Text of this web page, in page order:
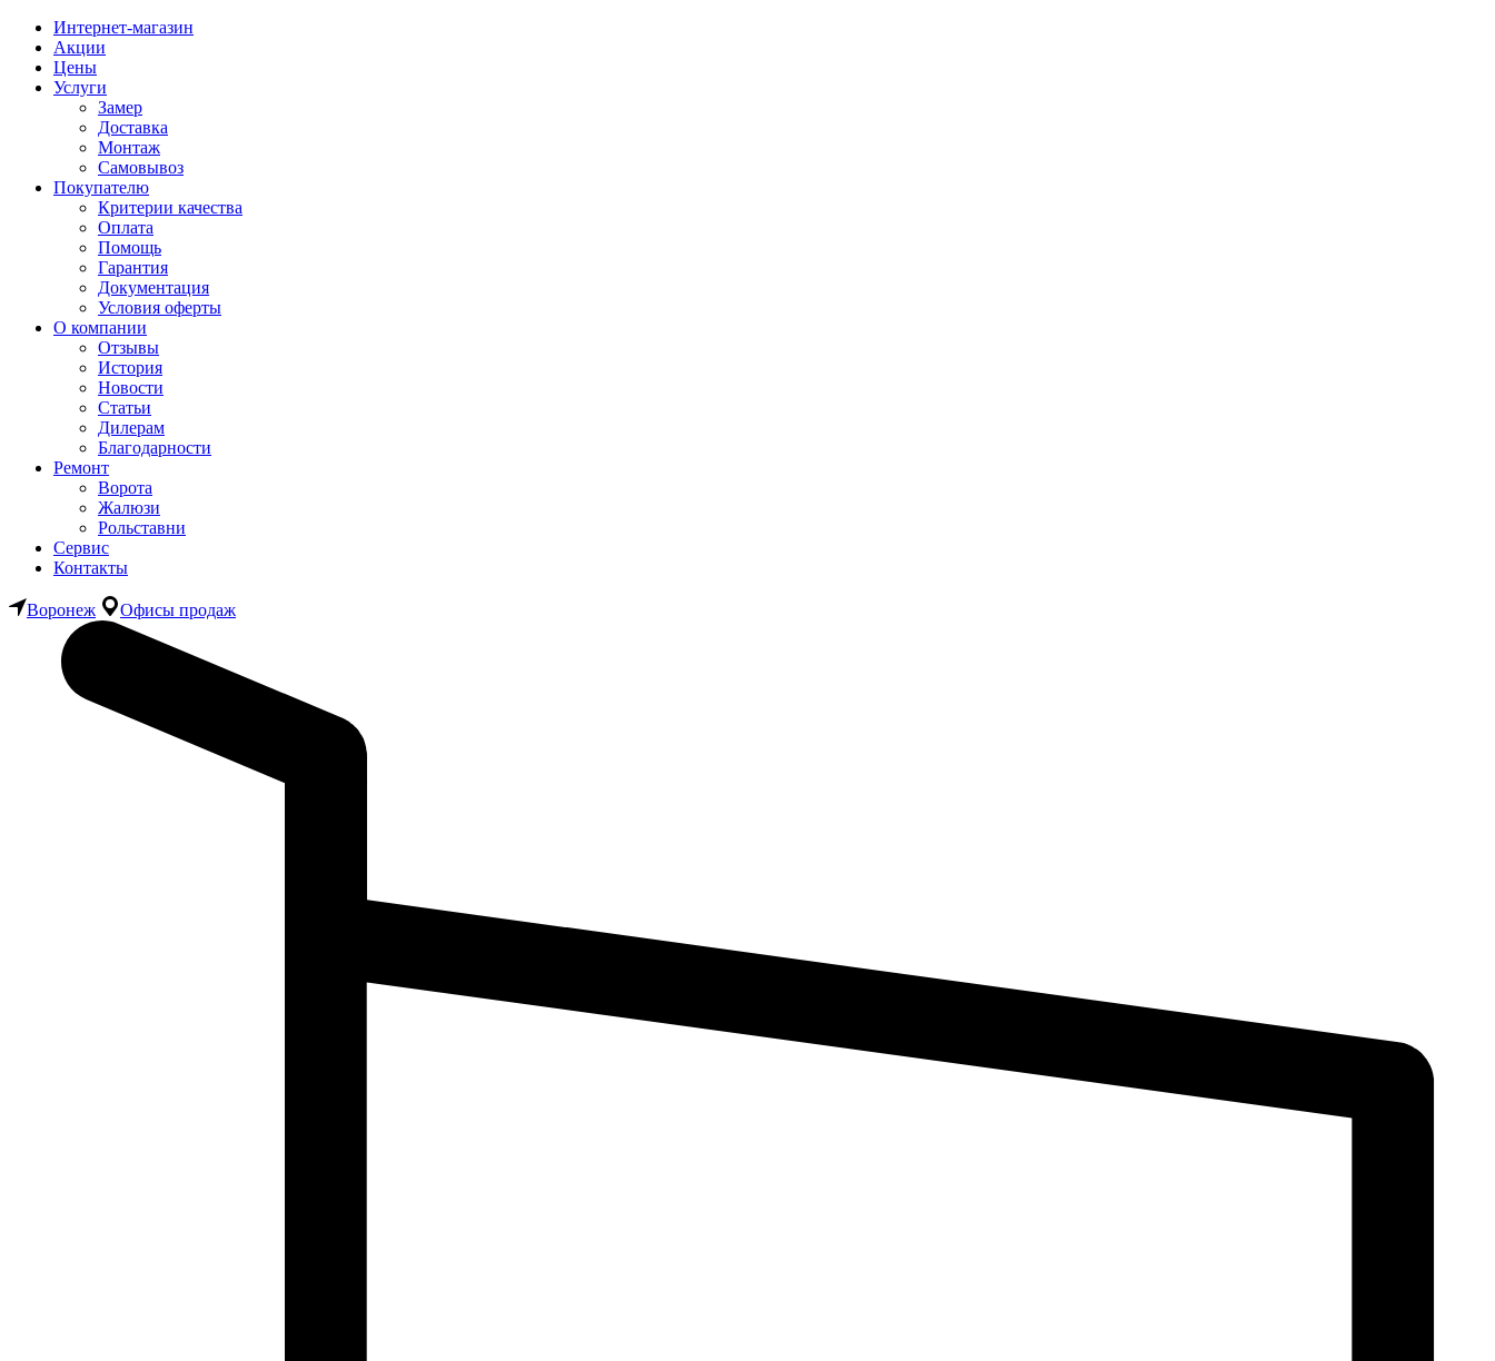
Интернет-магазин
Акции
Цены
Услуги
Замер
Доставка
Монтаж
Самовывоз
Покупателю
Критерии качества
Оплата
Помощь
Гарантия
Документация
Условия оферты
О компании
Отзывы
История
Новости
Статьи
Дилерам
Благодарности
Ремонт
Ворота
Жалюзи
Рольставни
Сервис
Контакты
Воронеж Офисы продаж